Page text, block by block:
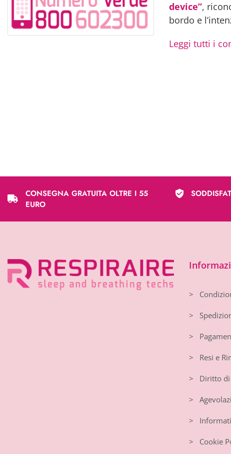
device”,
bordo e
Leggi tutti i
CONSEGNA GRATUITA OLTRE I 55
EURO
>
>
>
> Resi e
> Diritto di
>
>
> Cookie